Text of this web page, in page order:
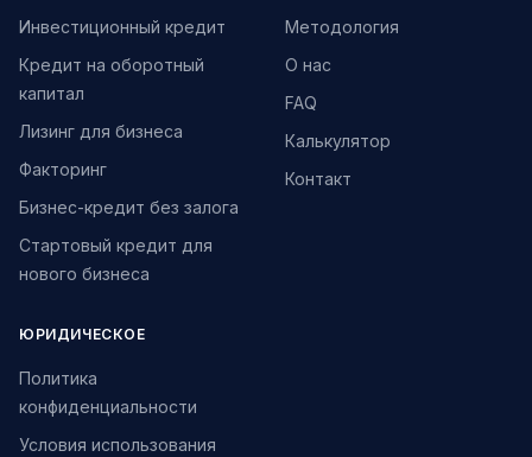
Инвестиционный кредит
Кредит на оборотный
капитал
Лизинг для бизнеса
Факторинг
Бизнес-кредит без залога
Стартовый кредит для
нового бизнеса
Методология
О нас
FAQ
Калькулятор
Контакт
ЮРИДИЧЕСКОЕ
Политика
конфиденциальности
Условия использования